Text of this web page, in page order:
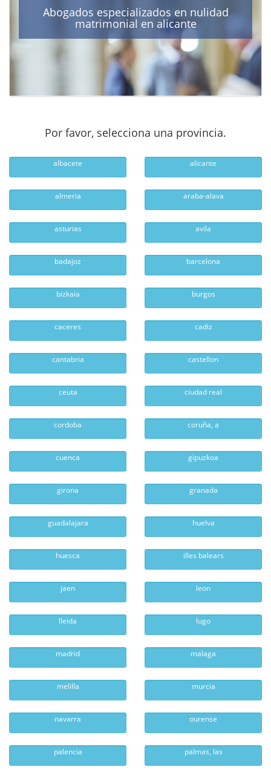
Abogados especializados en nulidad
matrimonial en alicante
Por favor, selecciona una provincia.
albacete alicante
almeria araba-alava
asturias avila
badajoz barcelona
bizkaia burgos
caceres cadiz
cantabria castellon
ceuta ciudad real
cordoba coruña, a
cuenca gipuzkoa
girona granada
guadalajara huelva
huesca illes balears
jaen leon
lleida lugo
madrid malaga
melilla murcia
navarra ourense
palencia palmas, las